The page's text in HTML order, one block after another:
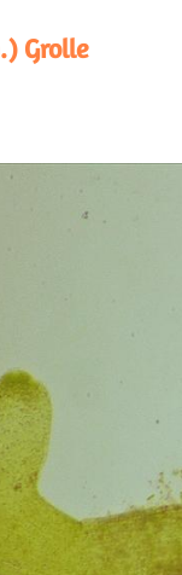
Grolle